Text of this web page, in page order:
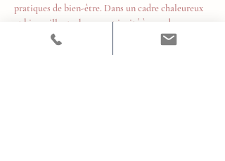
pratiques de bien-être. Dans un cadre chaleureux
et bienveillant, chacun est invité à prendre un
temps pour soi, relâcher les tensions, retrouver
son souffle et cultiver un équilibre durable au